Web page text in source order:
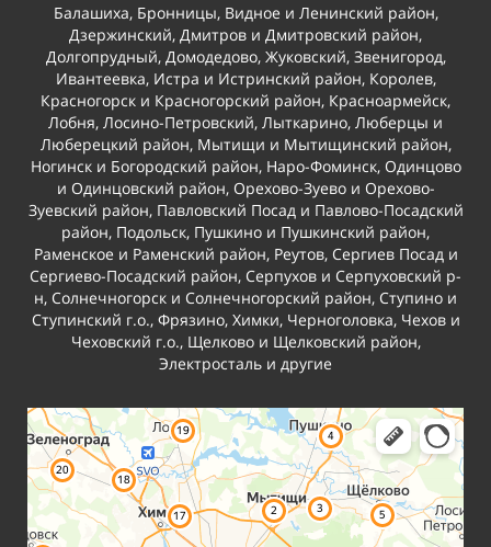
Балашиха, Бронницы, Видное и Ленинский район,
Дзержинский, Дмитров и Дмитровский район,
Долгопрудный, Домодедово, Жуковский, Звенигород,
Ивантеевка, Истра и Истринский район, Королев,
Красногорск и Красногорский район, Красноармейск,
Лобня, Лосино-Петровский, Лыткарино, Люберцы и
Люберецкий район, Мытищи и Мытищинский район,
Ногинск и Богородский район, Наро-Фоминск, Одинцово
и Одинцовский район, Орехово-Зуево и Орехово-
Зуевский район, Павловский Посад и Павлово-Посадский
район, Подольск, Пушкино и Пушкинский район,
Раменское и Раменский район, Реутов, Сергиев Посад и
Сергиево-Посадский район, Серпухов и Серпуховский р-
н, Солнечногорск и Солнечногорский район, Ступино и
Ступинский г.о., Фрязино, Химки, Черноголовка, Чехови
Чеховский г.о., Щелково и Щелковский район,
Электросталь и другие